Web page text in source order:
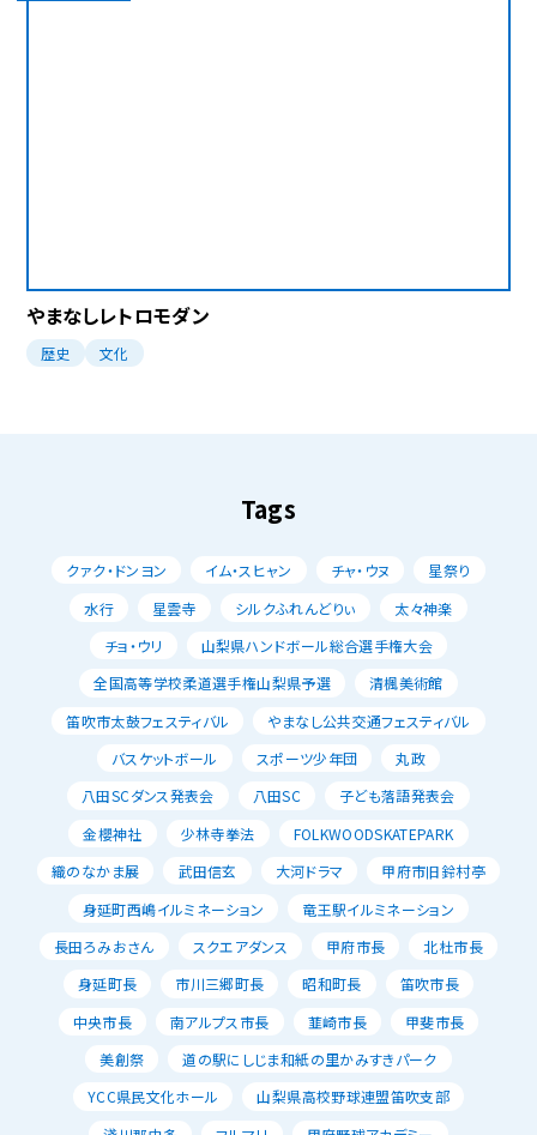
やまなしレトロモダン
歴史 文化
Tags
クァク・ドンヨン イム・スヒャン チャ・ウヌ
星祭り
水行
星雲寺 シルクふれんどりぃ
太々神楽
チョ・ウリ
山梨県ハンドボール総合選手権大会
全国高等学校柔道選手権山梨県予選
清楓美術館
笛吹市太鼓フェスティバル
やまなし公共交通フェスティバル
バスケットボール
スポーツ少年団
丸政
八田SCダンス発表会
八田SC
子ども落語発表会
金櫻神社
少林寺拳法
FOLKWOODSKATEPARK
織のなかま展
武田信玄 大河ドラマ
甲府市旧鈴村亭
身延町西嶋イルミネーション
竜王駅イルミネーション
長田ろみおさん
スクエアダンス 甲府市長
北杜市長
身延町長
市川三郷町長 昭和町長
笛吹市長
中央市長
南アルプス市長 韮崎市長
甲斐市長
美創祭
道の駅にしじま和紙の里かみすきパーク
YCC県民文化ホール
山梨県高校野球連盟笛吹支部